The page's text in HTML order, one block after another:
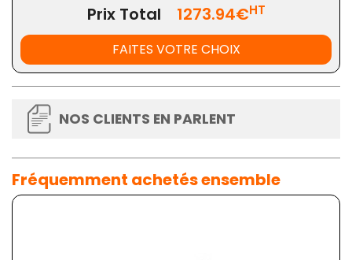
Prix Total 1273.94€HT
FAITES VOTRE CHOIX
NOS CLIENTS EN PARLENT
Fréquemment achetés ensemble